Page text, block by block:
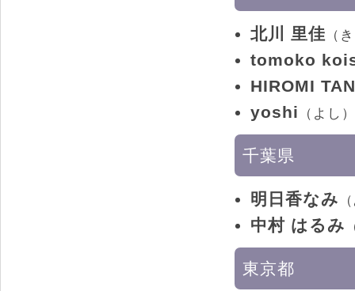
北川 里佳 （
tomoko
HIROMI
yoshi （よし）
千葉県
明日香なみ
中村 はるみ
東京都